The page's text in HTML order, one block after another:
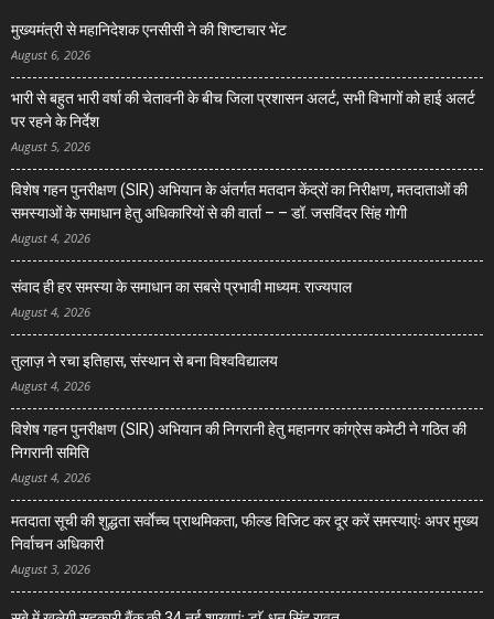
मुख्यमंत्री से महानिदेशक एनसीसी ने की शिष्टाचार भेंट
August 6, 2026
भारी से बहुत भारी वर्षा की चेतावनी के बीच जिला प्रशासन अलर्ट, सभी विभागों को हाई अलर्ट
पर रहने के निर्देश
August 5, 2026
विशेष गहन पुनरीक्षण (SIR) अभियान के अंतर्गत मतदान केंद्रों का निरीक्षण, मतदाताओं की
समस्याओं के समाधान हेतु अधिकारियों से की वार्ता – – डॉ. जसविंदर सिंह गोगी
August 4, 2026
संवाद ही हर समस्या के समाधान का सबसे प्रभावी माध्यम: राज्यपाल
August 4, 2026
तुलाज़ ने रचा इतिहास, संस्थान से बना विश्वविद्यालय
August 4, 2026
विशेष गहन पुनरीक्षण (SIR) अभियान की निगरानी हेतु महानगर कांग्रेस कमेटी ने गठित की
निगरानी समिति
August 4, 2026
मतदाता सूची की शुद्धता सर्वाेच्च प्राथमिकता, फील्ड विजिट कर दूर करें समस्याएंः अपर मुख्य
निर्वाचन अधिकारी
August 3, 2026